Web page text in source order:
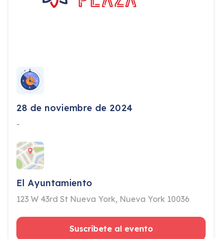
28 de noviembre de 2024
-
El Ayuntamiento
123 W 43rd St Nueva York, Nueva York 10036
Suscríbete al evento